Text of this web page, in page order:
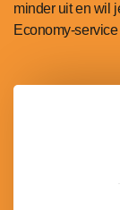
minder uit en wil
Economy-